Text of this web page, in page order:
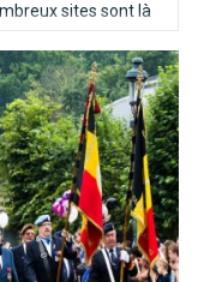
sites sont là